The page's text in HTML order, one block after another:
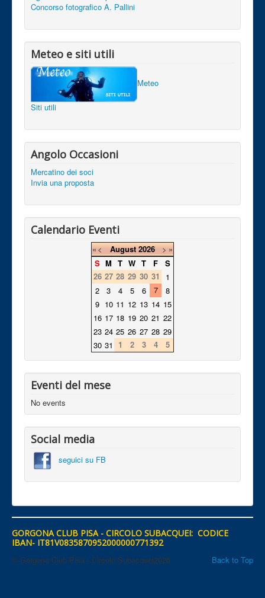
Concorso fotografico A. Pallini
Meteo e siti utili
Meteo
Siti utili
Angolo Occasioni
Mercatino dei soci
Invia una proposta
Calendario Eventi
«< August 2026 >»
S M T W T F
S
26 27 28 29 30 31
1
2
3 4 5 6 7
8
9 10 11 12 13 14 15
16 17 18 19 20 21 22
23 24 25 26 27 28 29
30 31 1 2 3 4 5
Eventi del mese
No events
Social media
seguici su FB
GORGONA CLUB PISA - CIRCOLO SUBACQUEI: CODICE
IBAN- IT81V0835870952000000771392
Back to Top
© Gorgona Club Pisa - Circolo Subacquei2026